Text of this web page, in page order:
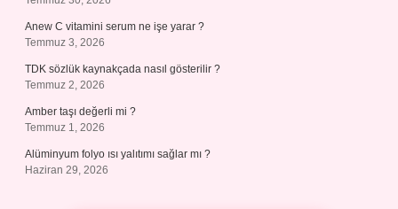
Anew C vitamini serum ne işe yarar ?
Temmuz 3, 2026
TDK sözlük kaynakçada nasıl gösterilir ?
Temmuz 2, 2026
Amber taşı değerli mi ?
Temmuz 1, 2026
Alüminyum folyo ısı yalıtımı sağlar mı ?
Haziran 29, 2026